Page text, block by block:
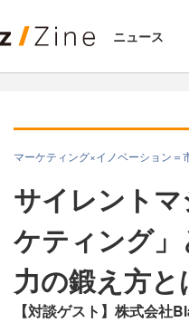
ニュース
マーケティング×イノベーション＝
サイレント
ケティング
力の鍛え方と
【対談ゲスト】株式会社